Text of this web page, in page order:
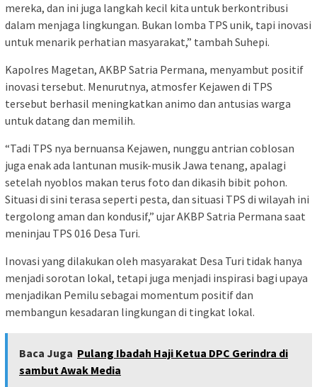
mereka, dan ini juga langkah kecil kita untuk berkontribusi
dalam menjaga lingkungan. Bukan lomba TPS unik, tapi inovasi
untuk menarik perhatian masyarakat,” tambah Suhepi.
Kapolres Magetan, AKBP Satria Permana, menyambut positif
inovasi tersebut. Menurutnya, atmosfer Kejawen di TPS
tersebut berhasil meningkatkan animo dan antusias warga
untuk datang dan memilih.
“Tadi TPS nya bernuansa Kejawen, nunggu antrian coblosan
juga enak ada lantunan musik-musik Jawa tenang, apalagi
setelah nyoblos makan terus foto dan dikasih bibit pohon.
Situasi di sini terasa seperti pesta, dan situasi TPS di wilayah ini
tergolong aman dan kondusif,” ujar AKBP Satria Permana saat
meninjau TPS 016 Desa Turi.
Inovasi yang dilakukan oleh masyarakat Desa Turi tidak hanya
menjadi sorotan lokal, tetapi juga menjadi inspirasi bagi upaya
menjadikan Pemilu sebagai momentum positif dan
membangun kesadaran lingkungan di tingkat lokal.
Baca Juga Pulang Ibadah Haji Ketua DPC Gerindra di
sambut Awak Media